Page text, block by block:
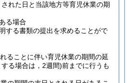
れた日と当該地方等育児休業の期
る場合
する書類の提出を求めることがで
ることに伴い育児休業の期間の延
る場合は，2週間)前までに行うも